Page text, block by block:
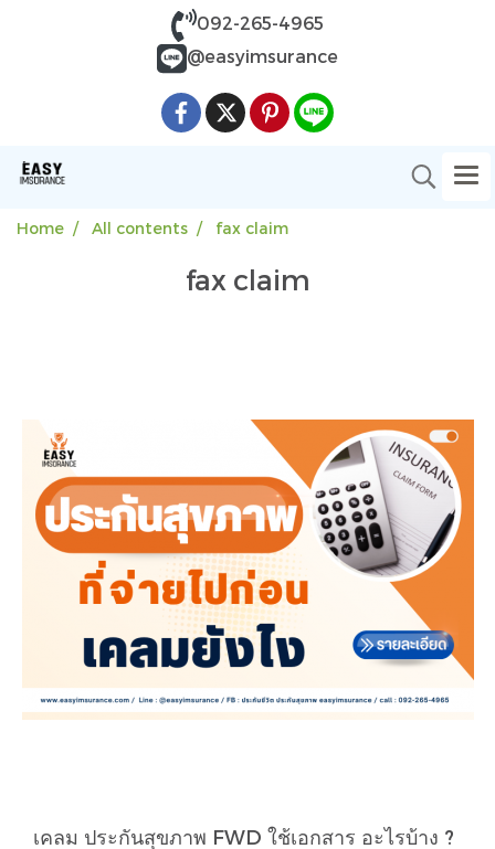
092-265-4965
@easyimsurance
Home All contents fax claim
fax claim
เคลม ประกันสุขภาพ FWD ใช้เอกสาร อะไรบ้าง ?